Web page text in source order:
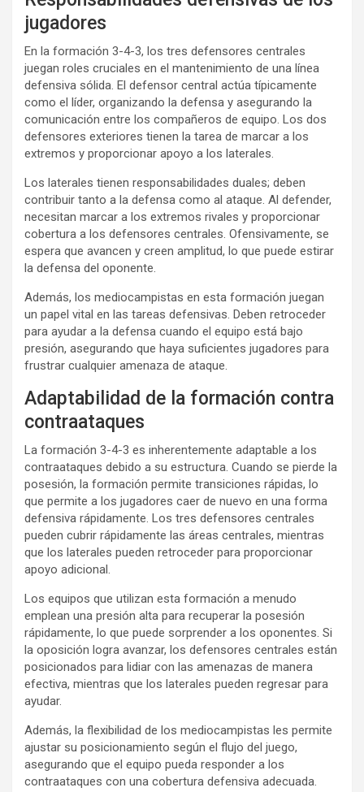
jugadores
En la formación 3-4-3, los tres defensores centrales
juegan roles cruciales en el mantenimiento de una línea
defensiva sólida. El defensor central actúa típicamente
como el líder, organizando la defensa y asegurando la
comunicación entre los compañeros de equipo. Los dos
defensores exteriores tienen la tarea de marcar a los
extremos y proporcionar apoyo a los laterales.
Los laterales tienen responsabilidades duales; deben
contribuir tanto a la defensa como al ataque. Al defender,
necesitan marcar a los extremos rivales y proporcionar
cobertura a los defensores centrales. Ofensivamente, se
espera que avancen y creen amplitud, lo que puede estirar
la defensa del oponente.
Además, los mediocampistas en esta formación juegan
un papel vital en las tareas defensivas. Deben retroceder
para ayudar a la defensa cuando el equipo está bajo
presión, asegurando que haya suficientes jugadores para
frustrar cualquier amenaza de ataque.
Adaptabilidad de la formación contra
contraataques
La formación 3-4-3 es inherentemente adaptable a los
contraataques debido a su estructura. Cuando se pierde la
posesión, la formación permite transiciones rápidas, lo
que permite a los jugadores caer de nuevo en una forma
defensiva rápidamente. Los tres defensores centrales
pueden cubrir rápidamente las áreas centrales, mientras
que los laterales pueden retroceder para proporcionar
apoyo adicional.
Los equipos que utilizan esta formación a menudo
emplean una presión alta para recuperar la posesión
rápidamente, lo que puede sorprender a los oponentes. Si
la oposición logra avanzar, los defensores centrales están
posicionados para lidiar con las amenazas de manera
efectiva, mientras que los laterales pueden regresar para
ayudar.
Además, la flexibilidad de los mediocampistas les permite
ajustar su posicionamiento según el flujo del juego,
asegurando que el equipo pueda responder a los
contraataques con una cobertura defensiva adecuada.